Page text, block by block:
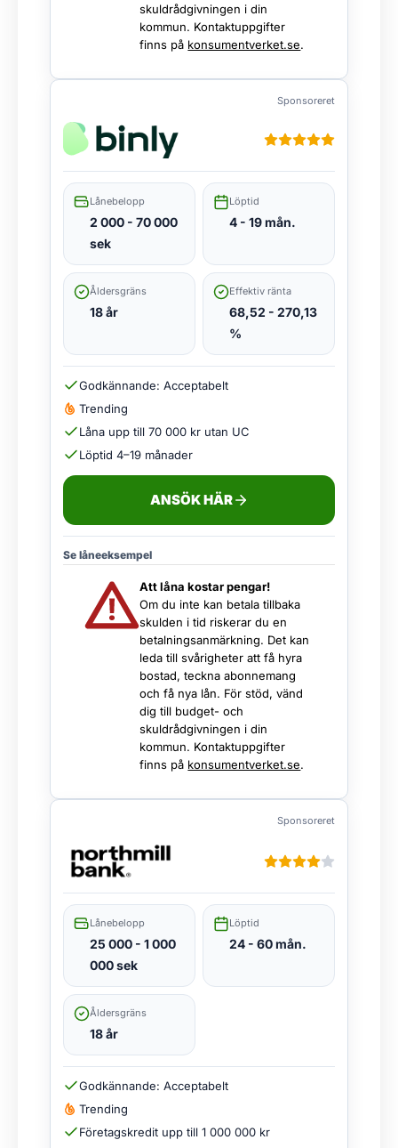
skuldrådgivningen i din
kommun. Kontaktuppgifter
finns på konsumentverket.se.
Sponsoreret
Lånebelopp
2 000 - 70 000
sek
Löptid
4 - 19 mån.
Åldersgräns
18 år
Effektiv ränta
68,52 - 270,13
%
Godkännande: Acceptabelt
Trending
Låna upp till 70 000 kr utan UC
Löptid 4–19 månader
ANSÖK HÄR
Se låneeksempel
Att låna kostar pengar!
Om du inte kan betala tillbaka
skulden i tid riskerar du en
betalningsanmärkning. Det kan
leda till svårigheter att få hyra
bostad, teckna abonnemang
och få nya lån. För stöd, vänd
dig till budget- och
skuldrådgivningen i din
kommun. Kontaktuppgifter
finns på konsumentverket.se.
Sponsoreret
Lånebelopp
25 000 - 1 000
000 sek
Löptid
24 - 60 mån.
Åldersgräns
18 år
Godkännande: Acceptabelt
Trending
Företagskredit upp till 1 000 000 kr